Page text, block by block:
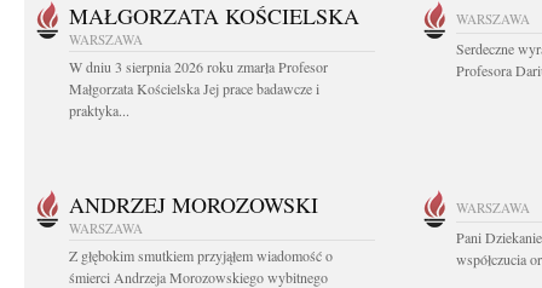
MAŁGORZATA KOŚCIELSKA
WARSZAWA
W dniu 3 sierpnia 2026 roku zmarła Profesor
Małgorzata Kościelska Jej prace badawcze i
praktyka...
WARSZAWA
Serdeczne
Profesora
ANDRZEJ MOROZOWSKI
WARSZAWA
Z głębokim smutkiem przyjąłem wiadomość o
śmierci Andrzeja Morozowskiego wybitnego
WARSZAWA
Pani
współczucia